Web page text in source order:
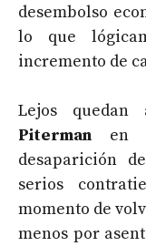
desembolso
lo que
incremento de
Lejos quedan
Piterman en
desaparición
serios
momento de
menos por